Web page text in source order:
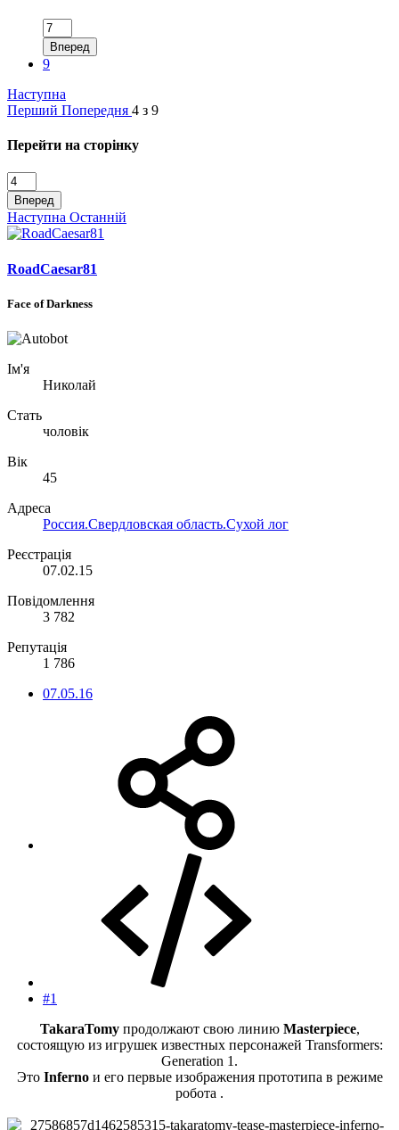
Вперед
9
Наступна
Перший Попередня 4 з 9
Перейти на сторінку
Вперед
Наступна Останній
RoadCaesar81
Face of Darkness
Ім'я
Николай
Стать
чоловік
Вік
45
Адреса
Россия.Свердловская область.Сухой лог
Реєстрація
07.02.15
Повідомлення
3 782
Репутація
1 786
07.05.16
#1
TakaraTomy продолжают свою линию Мasterpiece,
состоящую из игрушек известных персонажей Transformers:
Generation 1.
Это Infernoи его первые изображения прототипа в режиме
робота .